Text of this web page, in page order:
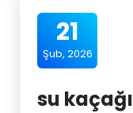
21
Şub, 2026
su